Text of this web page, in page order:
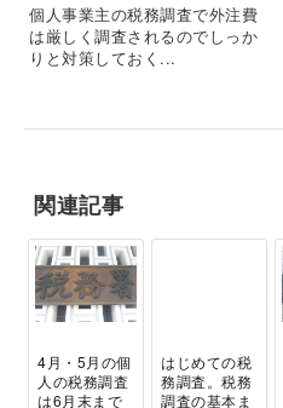
個人事業主の税務調査で外注費
は厳しく調査されるのでしっか
りと対策しておく...
関連記事
4月・5月の個
人の税務調査
は6月末まで
はじめての税
務調査。税務
調査の基本ま